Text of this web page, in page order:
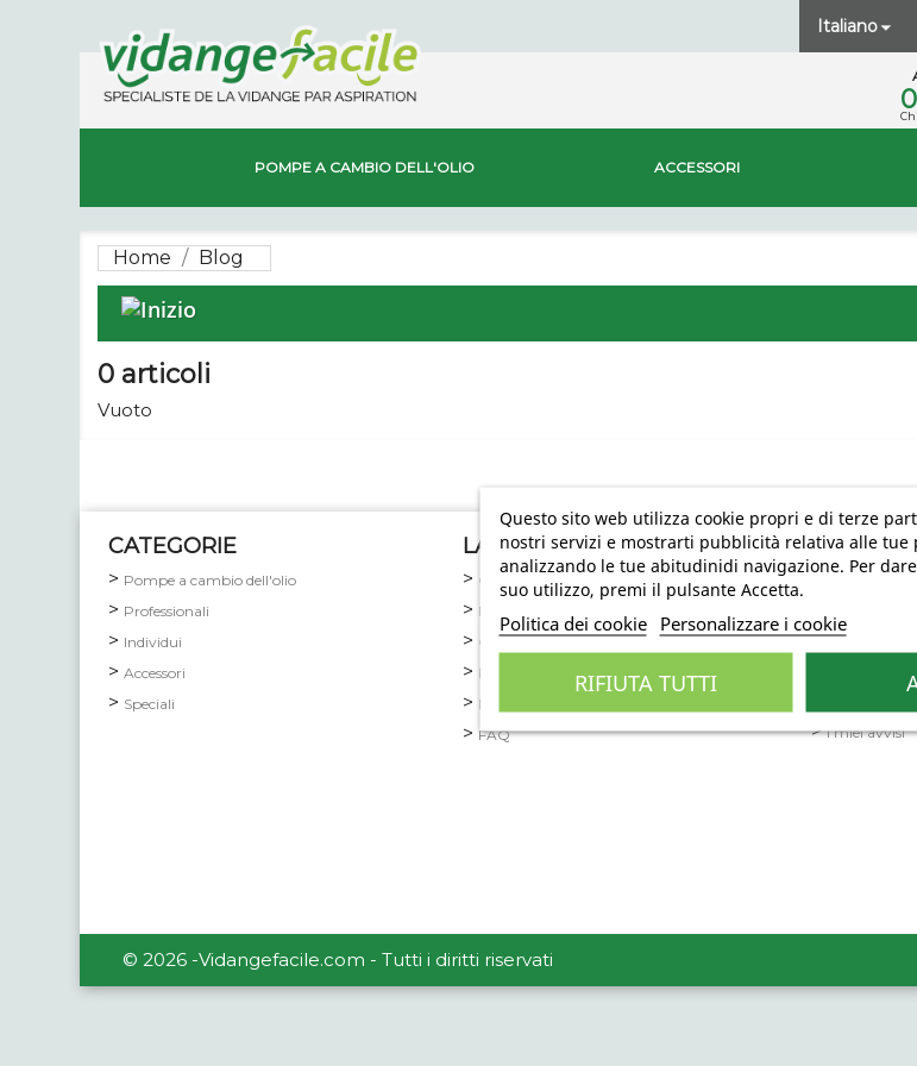
Italiano
POMPE A CAMBIO DELL'OLIO ACCESSORI
Home Blog
0 articoli
Vuoto
CATEGORIE
Pompe a cambio dell'olio
Professionali
Individui
Accessori
Speciali
LA NOSTRA AZIENDA
Consegna
Menzioni legali
Condizioni Generali di vendita
Protezione dei dati personali
Pagamento rassicurato
FAQ
IL MIO
Informazioni
Note di credito
I miei avvisi
Questo sito web utilizza cookie propri e di terze
nostri servizi e mostrarti pubblicità relativa alle tue
analizzando le tue abitudinidi navigazione. Per
suo utilizzo, premi il pulsante Accetta.
Politica dei cookie Personalizzare i cookie
RIFIUTA TUTTI
© 2026 -Vidangefacile.com - Tutti i diritti riservati